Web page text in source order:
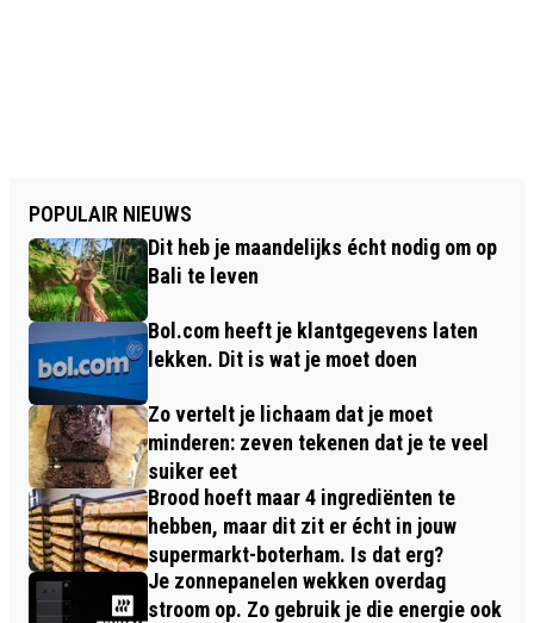
POPULAIR NIEUWS
Dit heb je maandelijks écht nodig om op
Bali te leven
Bol.com heeft je klantgegevens laten
lekken. Dit is wat je moet doen
Zo vertelt je lichaam dat je moet
minderen: zeven tekenen dat je te veel
suiker eet
Brood hoeft maar 4 ingrediënten te
hebben, maar dit zit er écht in jouw
supermarkt-boterham. Is dat erg?
Je zonnepanelen wekken overdag
stroom op. Zo gebruik je die energie ook